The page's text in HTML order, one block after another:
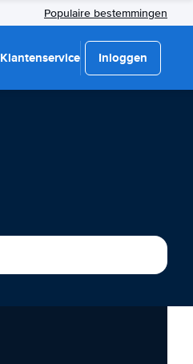
Populaire bestemmingen
Klantenservice Inloggen